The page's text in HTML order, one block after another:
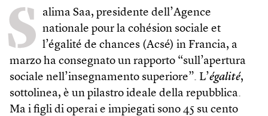
S
alima Saa, presidente dell’Agence
nationale pour la cohé­sion sociale et
l’égalité de chances (Acsé) in Francia, a
marzo ha consegnato un rapporto “sull’apertura
sociale nell’insegnamento superiore”. L’égalité,
sottolinea, è un pilastro ideale della repubblica.
Ma i figli di operai e impiegati sono 45 su cento